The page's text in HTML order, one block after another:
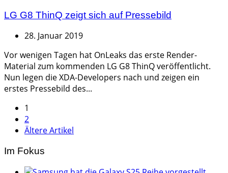
LG G8 ThinQ zeigt sich auf Pressebild
28. Januar 2019
Vor wenigen Tagen hat OnLeaks das erste Render-
Material zum kommenden LG G8 ThinQ veröffentlicht.
Nun legen die XDA-Developers nach und zeigen ein
erstes Pressebild des...
Seitennummerierung
der
Beiträge
1
2
Ältere Artikel
Im Fokus